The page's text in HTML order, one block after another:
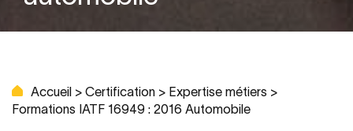
Accueil > Certification > Expertise métiers >
Formations IATF 16949 : 2016 Automobile